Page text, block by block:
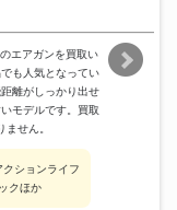
エアガンを買取い
も人気となってい
離がしっかり出せ
モデルです。買取
せん。
ションライフ
クほか